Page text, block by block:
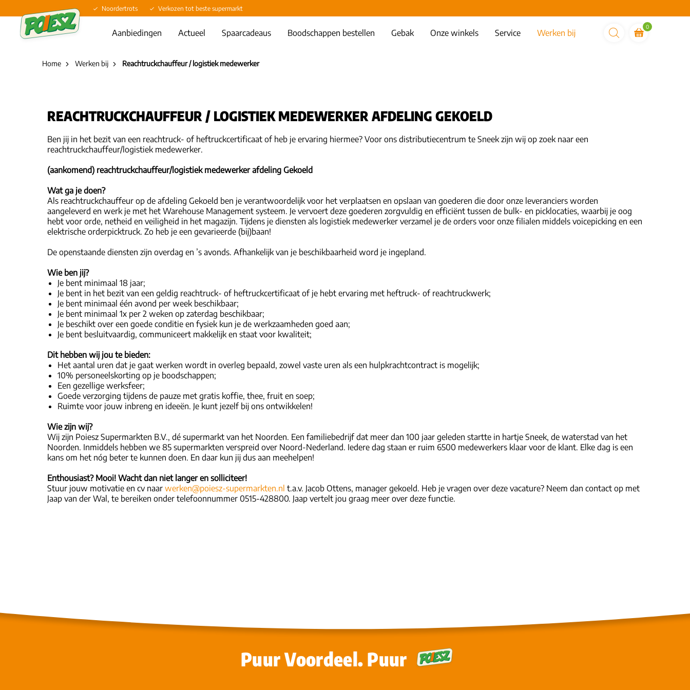
Noordertrots Verkozen tot beste supermarkt
Aanbiedingen Actueel Spaarcadeaus Boodschappen bestellen Gebak Onze winkels Service Werken bij
0
Home Werken bij Reachtruckchauffeur / logistiek medewerker
REACHTRUCKCHAUFFEUR / LOGISTIEK MEDEWERKER AFDELING GEKOELD
Ben jij in het bezit van een reachtruck- of heftruckcertificaat of heb je ervaring hiermee? Voor ons distributiecentrum te Sneek zijn wij op zoek naar een
reachtruckchauffeur/logistiek medewerker.
(aankomend) reachtruckchauffeur/logistiek medewerker afdeling Gekoeld
Wat ga je doen?
Als reachtruckchauffeur op de afdeling Gekoeld ben je verantwoordelijk voor het verplaatsen en opslaan van goederen die door onze leveranciers worden
aangeleverd en werk je met het Warehouse Management systeem. Je vervoert deze goederen zorgvuldig en efficiënt tussen de bulk- en picklocaties, waarbij je oog
hebt voor orde, netheid en veiligheid in het magazijn. Tijdens je diensten als logistiek medewerker verzamel je de orders voor onze filialen middels voicepicking en een
elektrische orderpicktruck. Zo heb je een gevarieerde (bij)baan!
De openstaande diensten zijn overdag en ’s avonds. Afhankelijk van je beschikbaarheid word je ingepland.
Wie ben jij?
Je bent minimaal 18 jaar;
Je bent in het bezit van een geldig reachtruck- of heftruckcertificaat of je hebt ervaring met heftruck- of reachtruckwerk;
Je bent minimaal één avond per week beschikbaar;
Je bent minimaal 1x per 2 weken op zaterdag beschikbaar;
Je beschikt over een goede conditie en fysiek kun je de werkzaamheden goed aan;
Je bent besluitvaardig, communiceert makkelijk en staat voor kwaliteit;
Dit hebben wij jou te bieden:
Het aantal uren dat je gaat werken wordt in overleg bepaald, zowel vaste uren als een hulpkrachtcontract is mogelijk;
10% personeelskorting op je boodschappen;
Een gezellige werksfeer;
Goede verzorging tijdens de pauze met gratis koffie, thee, fruit en soep;
Ruimte voor jouw inbreng en ideeën. Je kunt jezelf bij ons ontwikkelen!
Wie zijn wij?
Wij zijn Poiesz Supermarkten B.V., dé supermarkt van het Noorden. Een familiebedrijf dat meer dan 100 jaar geleden startte in hartje Sneek, de waterstad van het
Noorden. Inmiddels hebben we 85 supermarkten verspreid over Noord-Nederland. Iedere dag staan er ruim 6500 medewerkers klaar voor de klant. Elke dag is een
kans om het nóg beter te kunnen doen. En daar kun jij dus aan meehelpen!
Enthousiast? Mooi! Wacht dan niet langer en solliciteer!
Stuur jouw motivatie en cv naar werken@poiesz-supermarkten.nl t.a.v. Jacob Ottens, manager gekoeld. Heb je vragen over deze vacature? Neem dan contact op met
Jaap van der Wal, te bereiken onder telefoonnummer 0515-428800. Jaap vertelt jou graag meer over deze functie.
Puur Voordeel. Puur